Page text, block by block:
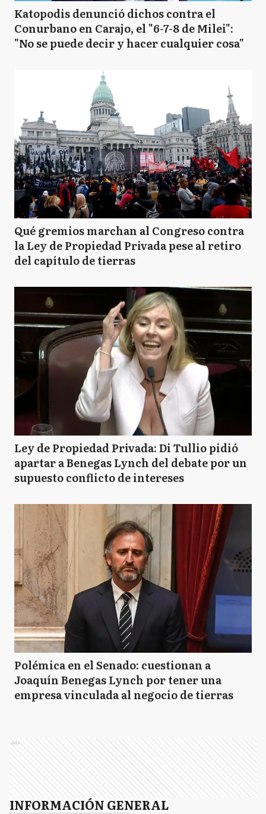
Katopodis denunció dichos contra el
Conurbano en Carajo, el "6-7-8 de Milei":
"No se puede decir y hacer cualquier cosa"
Qué gremios marchan al Congreso contra
la Ley de Propiedad Privada pese al retiro
del capítulo de tierras
Ley de Propiedad Privada: Di Tullio pidió
apartar a Benegas Lynch del debate por un
supuesto conflicto de intereses
Polémica en el Senado: cuestionan a
Joaquín Benegas Lynch por tener una
empresa vinculada al negocio de tierras
Ads
INFORMACIÓN GENERAL